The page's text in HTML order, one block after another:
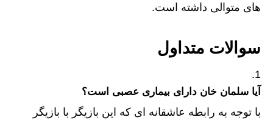
های متوالی داشته است.
سوالات متداول
آیا سلمان خان دارای بیماری عصبی است؟
با توجه به رابطه عاشقانه ای که این بازیگر با بازیگر